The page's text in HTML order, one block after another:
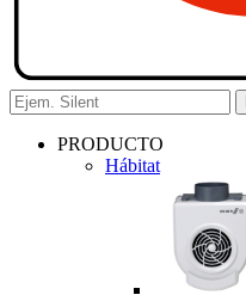
PRODUCTO
Hábitat